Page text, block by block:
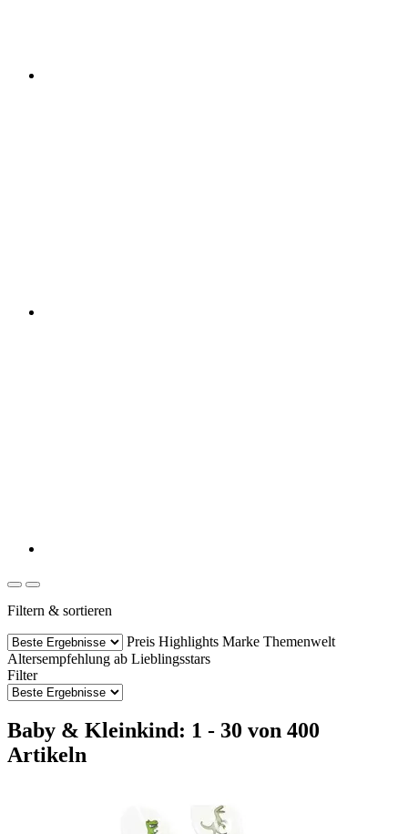
Filtern & sortieren
Preis Highlights Marke Themenwelt
Altersempfehlung ab Lieblingsstars
Filter
Baby & Kleinkind: 1 - 30 von 400
Artikeln